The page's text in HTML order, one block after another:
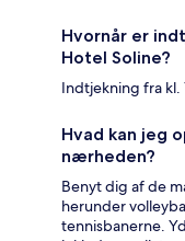
Hvornår er
Hotel Soline?
Indtjekning fra kl.
Hvad kan jeg
nærheden?
Benyt dig af de
herunder
tennisbanerne.